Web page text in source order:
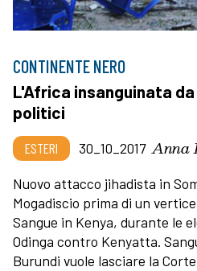
CONTINENTE NERO
L'Africa insanguinata
politici
ESTERI 30_10_2017 Anna
Nuovo attacco jihadista in
Mogadiscio prima di un
Sangue in Kenya, durante le
Odinga contro Kenyatta.
Burundi vuole lasciare la